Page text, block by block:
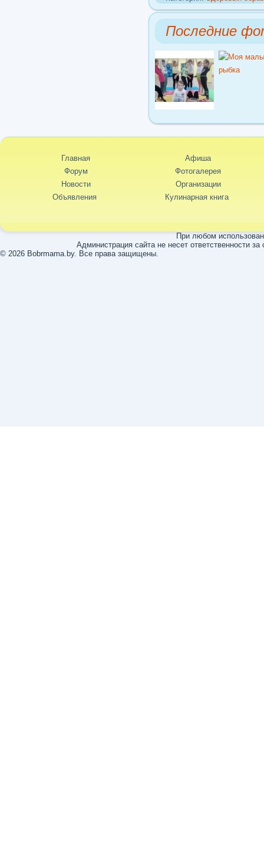
Последние
Главная
Форум
Новости
Объявления
Афиша
Фотогалерея
Организации
Кулинарная книга
При любом
Администрация сайта не несет ответственности
© 2026 Bobrmama.by. Все права защищены.